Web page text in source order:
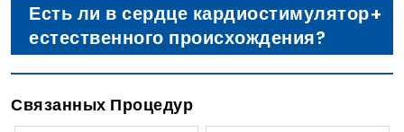
Есть ли в сердце кардиостимулятор
естественного происхождения?
Связанных Процедур